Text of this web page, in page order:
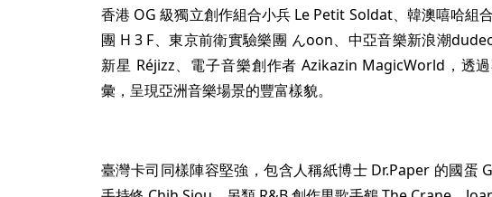
香港 OG 級獨立創作組合小兵 Le Petit Soldat、韓澳嘻哈組
團 H 3 F、東京前衛實驗樂團 んoon、中亞音樂新浪潮
新星 Réjizz、電子音樂創作者 Azikazin MagicWorld，透
彙，呈現亞洲音樂場景的豐富樣貌。
臺灣卡司同樣陣容堅強，包含人稱紙博士 Dr.Paper 的國蛋